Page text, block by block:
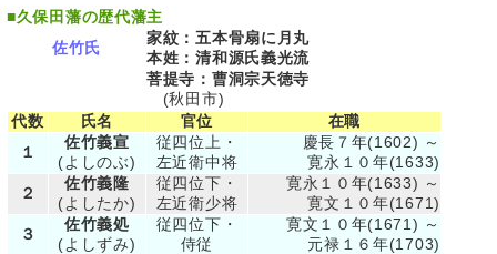
■久保田藩の歴代藩主
佐竹氏
家紋：五本骨扇に月丸
本姓：清和源氏義光流
菩提寺：曹洞宗天徳寺
(秋田市)
代数
氏名 官位
在職
１
佐竹義宣
(よしのぶ)
従四位上・
左近衛中将
慶長７年(1602) ～
寛永１０年(1633)
２
佐竹義隆
(よしたか)
従四位下・
左近衛少将
寛永１０年(1633) ～
寛文１０年(1671)
３
佐竹義処
(よしずみ)
従四位下・
侍従
寛文１０年(1671) ～
元禄１６年(1703)